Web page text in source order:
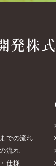
発株
での流れ
流れ
仕様